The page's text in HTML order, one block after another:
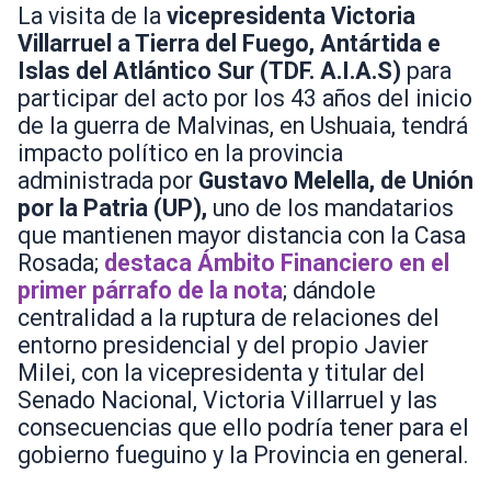
La visita de la vicepresidenta Victoria
Villarruel a Tierra del Fuego, Antártida e
Islas del Atlántico Sur (TDF. A.I.A.S) para
participar del acto por los 43 años del inicio
de la guerra de Malvinas, en Ushuaia, tendrá
impacto político en la provincia
administrada por Gustavo Melella, de Unión
por la Patria (UP), uno de los mandatarios
que mantienen mayor distancia con la Casa
Rosada; destaca Ámbito Financiero en el
primer párrafo de la nota; dándole
centralidad a la ruptura de relaciones del
entorno presidencial y del propio Javier
Milei, con la vicepresidenta y titular del
Senado Nacional, Victoria Villarruel y las
consecuencias que ello podría tener para el
gobierno fueguino y la Provincia en general.